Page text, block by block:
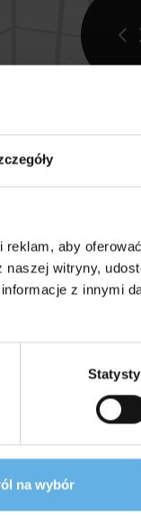
aby
witryny,
z innymi
na wybór